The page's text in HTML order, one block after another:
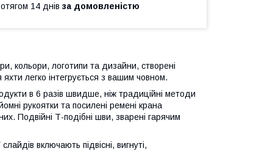
14 днів за домовленістю
кольори, логотипи та дизайни, створені
легко інтегрується з вашим човном.
в 6 разів швидше, ніж традиційні методи
рукоятки та посилені ремені крана
Подвійні Т-подібні шви, зварені гарячим
включають підвісні, вигнуті,